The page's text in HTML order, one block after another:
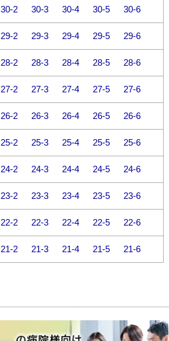
30-2 30-3 30-4 30-5 30-6
29-2 29-3 29-4 29-5 29-6
28-2 28-3 28-4 28-5 28-6
27-2 27-3 27-4 27-5 27-6
26-2 26-3 26-4 26-5 26-6
25-2 25-3 25-4 25-5 25-6
24-2 24-3 24-4 24-5 24-6
23-2 23-3 23-4 23-5 23-6
22-2 22-3 22-4 22-5 22-6
21-2 21-3 21-4 21-5 21-6